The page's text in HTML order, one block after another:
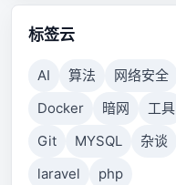
标签云
AI 算法 网络安全
Docker
暗网 工具
Git
MYSQL 杂谈
laravel
php